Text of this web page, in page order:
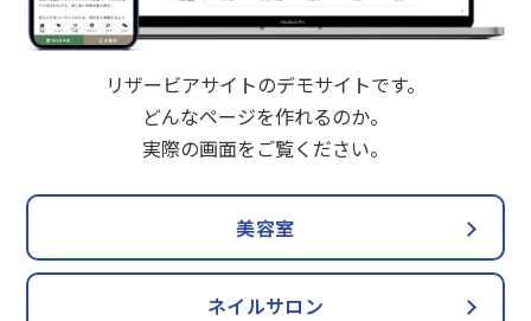
リザービアサイトのデモサイトです。
どんなページを作れるのか。
実際の画面をご覧ください。
美容室
ネイルサロン